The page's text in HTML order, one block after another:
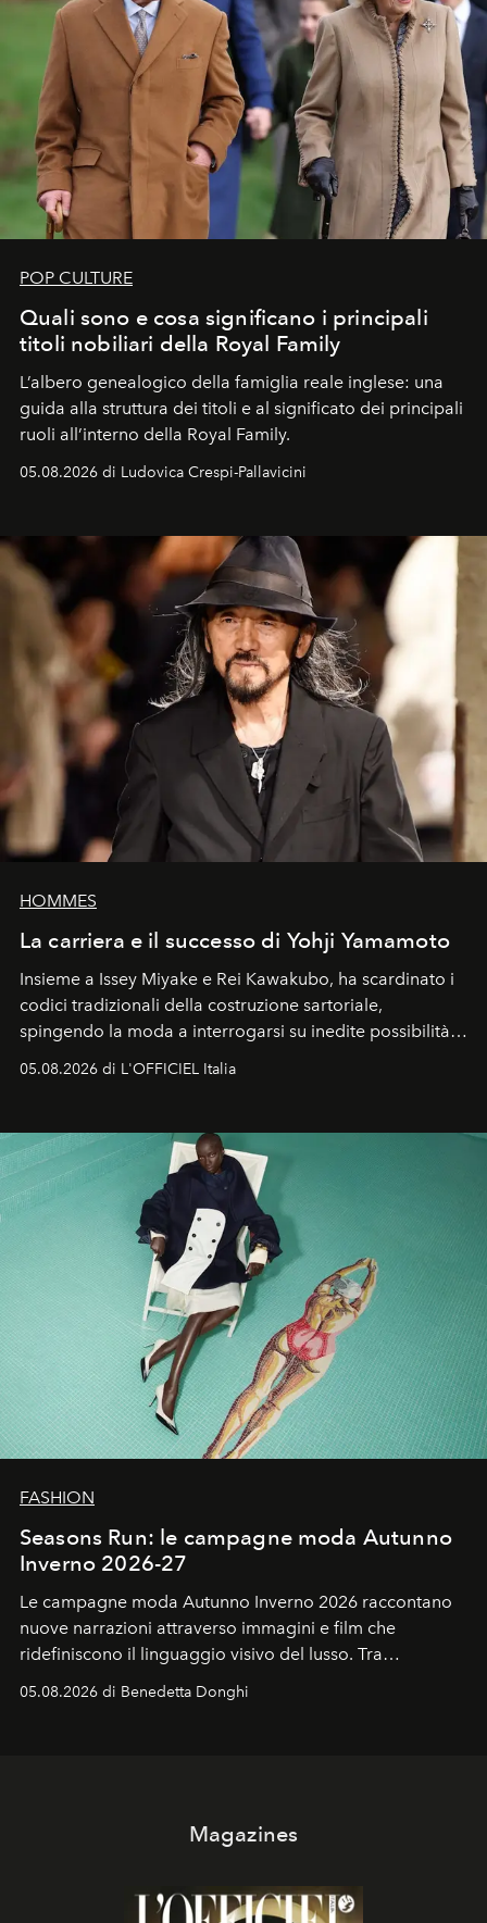
POP CULTURE
Quali sono e cosa significano i principali
titoli nobiliari della Royal Family
L’albero genealogico della famiglia reale inglese: una
guida alla struttura dei titoli e al significato dei principali
ruoli all’interno della Royal Family.
05.08.2026 di Ludovica Crespi-Pallavicini
HOMMES
La carriera e il successo di Yohji Yamamoto
Insieme a Issey Miyake e Rei Kawakubo, ha scardinato i
codici tradizionali della costruzione sartoriale,
spingendo la moda a interrogarsi su inedite possibilità
un’impronta indelebile nella storia della moda.
05.08.2026 di L'OFFICIEL Italia
FASHION
Seasons Run: le campagne moda Autunno
Inverno 2026-27
Le campagne moda Autunno Inverno 2026 raccontano
nuove narrazioni attraverso immagini e film che
ridefiniscono il linguaggio visivo del lusso. Tra
contemporanea e storytelling d'autore, le maison
05.08.2026 di Benedetta Donghi
Magazines